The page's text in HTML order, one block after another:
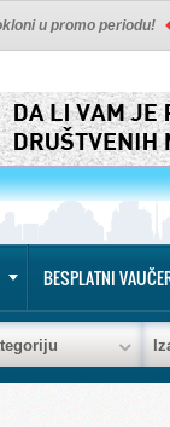
u promo periodu!
BESPLATNI